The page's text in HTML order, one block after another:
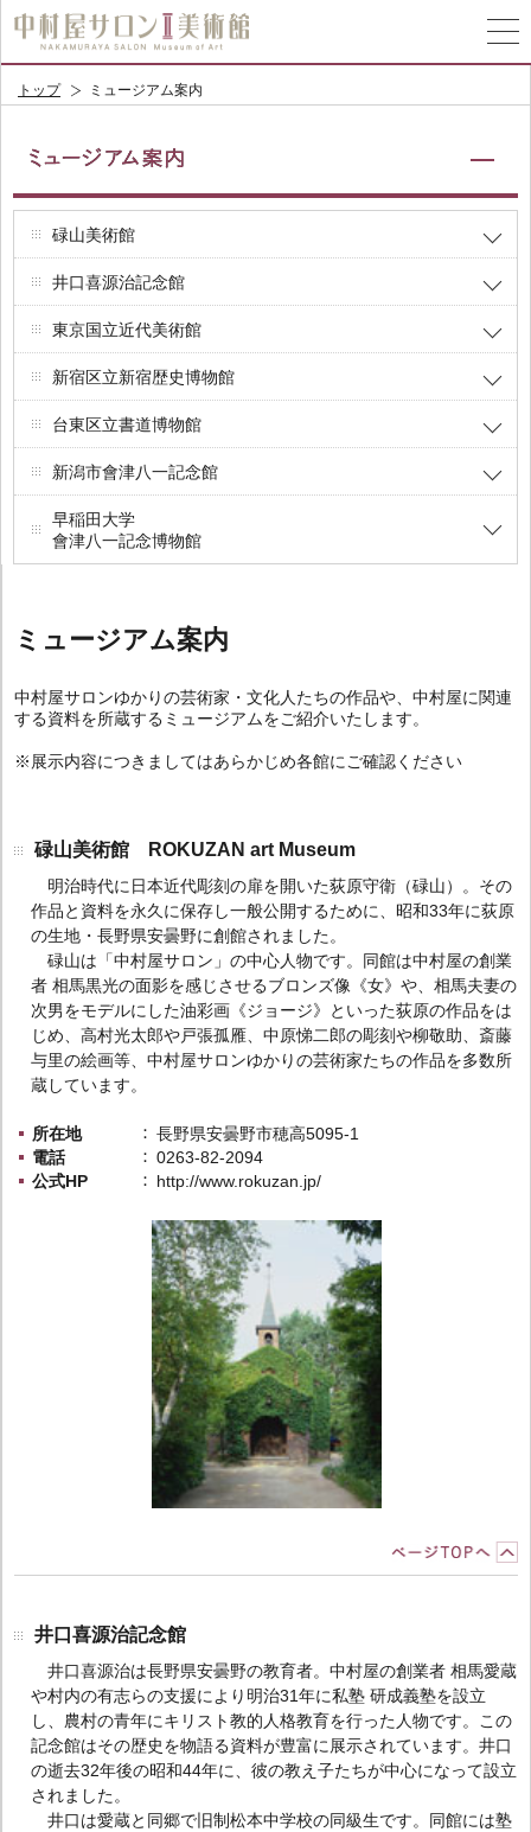
トップ ミュージアム案内
ミュージアム案内
中村屋サロンゆかりの芸術家・文化人たちの作品や、中村屋に関連
する資料を所蔵するミュージアムをご紹介いたします。
※展示内容につきましてはあらかじめ各館にご確認ください
碌山美術館 ROKUZAN art Museum
明治時代に日本近代彫刻の扉を開いた荻原守衛（碌山）。その
作品と資料を永久に保存し一般公開するために、昭和33年に荻原
の生地・長野県安曇野に創館されました。
碌山は「中村屋サロン」の中心人物です。同館は中村屋の創業
者 相馬黒光の面影を感じさせるブロンズ像《女》や、相馬夫妻の
次男をモデルにした油彩画《ジョージ》といった荻原の作品をは
じめ、高村光太郎や戸張孤雁、中原悌二郎の彫刻や柳敬助、斎藤
与里の絵画等、中村屋サロンゆかりの芸術家たちの作品を多数所
蔵しています。
所在地
長野県安曇野市穂高5095-1
電話
0263-82-2094
公式HP
http://www.rokuzan.jp/
井口喜源治記念館
井口喜源治は長野県安曇野の教育者。中村屋の創業者 相馬愛蔵
や村内の有志らの支援により明治31年に私塾 研成義塾を設立
し、農村の青年にキリスト教的人格教育を行った人物です。この
記念館はその歴史を物語る資料が豊富に展示されています。井口
の逝去32年後の昭和44年に、彼の教え子たちが中心になって設立
されました。
井口は愛蔵と同郷で旧制松本中学校の同級生です。同館には塾
碌山美術館
井口喜源治記念館
東京国立近代美術館
新宿区立新宿歴史博物館
台東区立書道博物館
新潟市會津八一記念館
早稲田大学
會津八一記念博物館